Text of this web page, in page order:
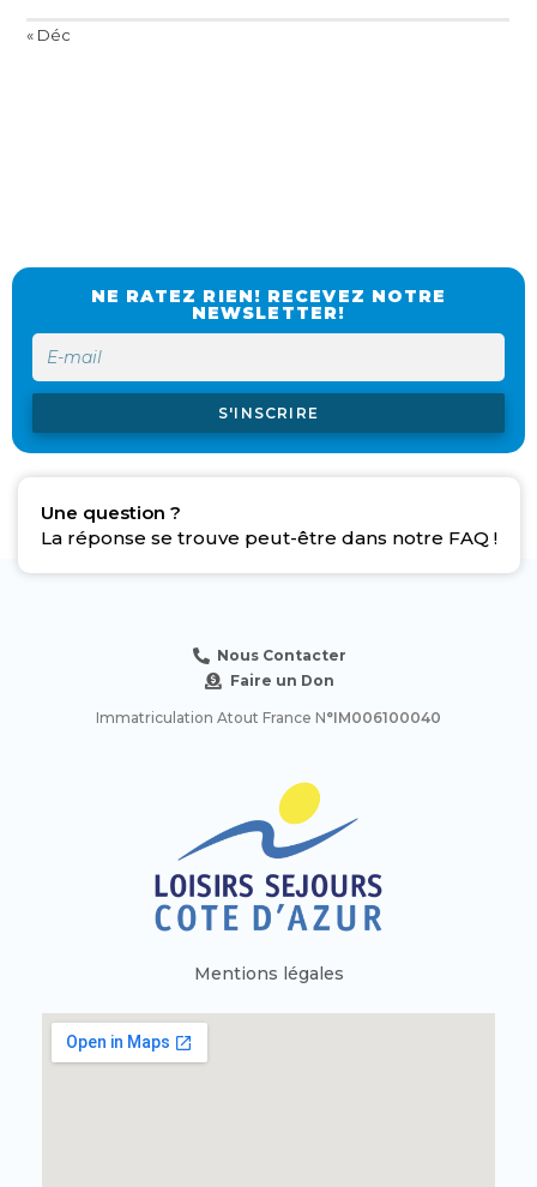
« Déc
NE RATEZ RIEN! RECEVEZ NOTRE
NEWSLETTER!
S'INSCRIRE
Une question ?
La réponse se trouve peut-être dans notre FAQ !
Nous Contacter
Faire un Don
Immatriculation Atout France N°IM006100040
Mentions légales